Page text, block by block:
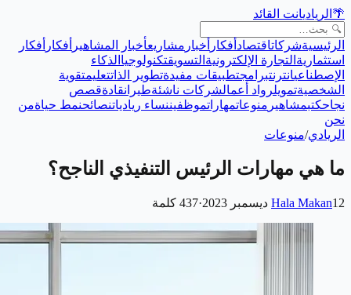
🌴 الرياديانت القائد
الرئيسيةشركاتاقتصاد أفكار أخبار مشاريعأخبار المشاهير أفكار أفكار
استثمارية التجارة الإلكترونية التسويقتكنولوجيا الذكاء
الإصطناعيانترنتبرامجتطبيقات مفيدةتطوير الذاتتعليمتقوية
الشخصيةتمويلرواد أعمالشركات ناشئةطيرانقادةقصص
نجاحكتبمشاهير منوعاتمهاراتموظفيننساء ريادياتنصائحنمط حياةمن
نحن
الريادي/منوعات
ما هي مهارات الرئيس التنفيذي الناجح؟
Hala Makan12 ديسمبر 2023 ·
437 كلمة